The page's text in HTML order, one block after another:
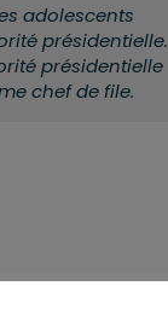
adolescents
présidentielle.
présidentielle
chef de file.